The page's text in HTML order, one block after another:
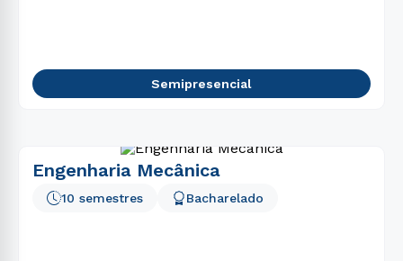
Semipresencial
Engenharia Mecânica
10 semestres Bacharelado